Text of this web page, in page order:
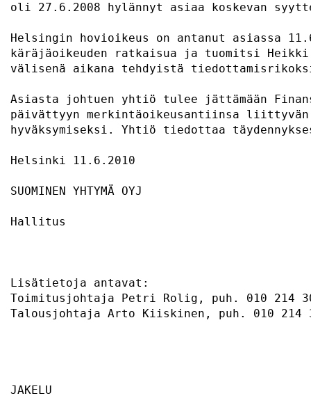
oli 27.6.2008 hylännyt
Helsingin hovioikeus on antanut
käräjäoikeuden ratkaisua ja tuomitsi
välisenä aikana tehdyistä
Asiasta johtuen yhtiö tulee jättämään
päivättyyn merkintäoikeusantiinsa
hyväksymiseksi. Yhtiö
Helsinki
SUOMINEN
Toimitusjohtaja Petri
Talousjohtaja Arto